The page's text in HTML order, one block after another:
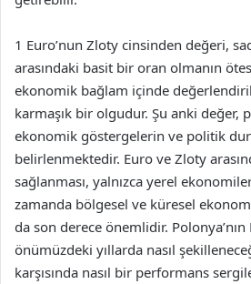
1 Euro’nun Zloty cinsinden değeri,
arasındaki basit bir oran olmanın
ekonomik bağlam içinde
karmaşık bir olgudur. Şu anki değer,
ekonomik göstergelerin ve politik
belirlenmektedir. Euro ve Zloty
sağlanması, yalnızca yerel
zamanda bölgesel ve küresel
da son derece önemlidir. Polonya’nın
önümüzdeki yıllarda nasıl
karşısında nasıl bir performans